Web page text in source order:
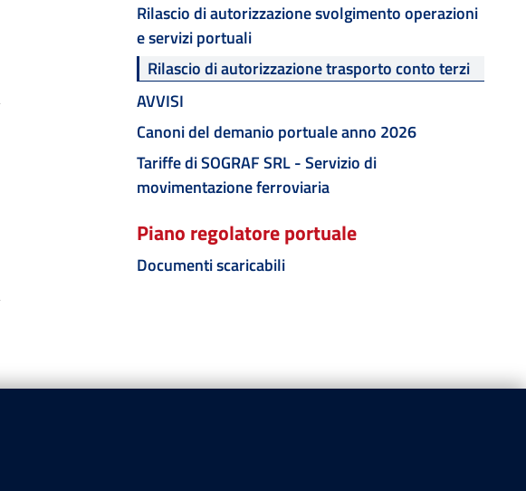
Rilascio di autorizzazione svolgimento operazioni
e servizi portuali
Rilascio di autorizzazione trasporto conto terzi
AVVISI
Canoni del demanio portuale anno 2026
Tariffe di SOGRAF SRL - Servizio di
movimentazione ferroviaria
Piano regolatore portuale
Documenti scaricabili